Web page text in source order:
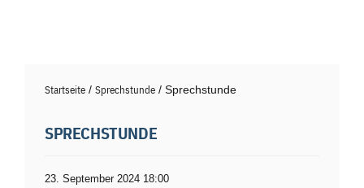
Startseite / Sprechstunde / Sprechstunde
SPRECHSTUNDE
23. September 2024 18:00